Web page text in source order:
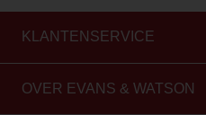
KLANTENSERVICE
OVER EVANS & WATSON